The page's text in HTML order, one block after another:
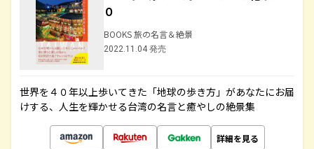
０
BOOKS 旅の名言＆絶景
2022.11.04 発売
世界を４０年以上歩いてきた「地球の歩き方」があなたにお届
けする、人生を輝かせる台湾の名言と癒やしの絶景集
詳細を見る